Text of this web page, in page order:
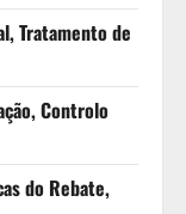
Tratamento de
Controlo
do Rebate,